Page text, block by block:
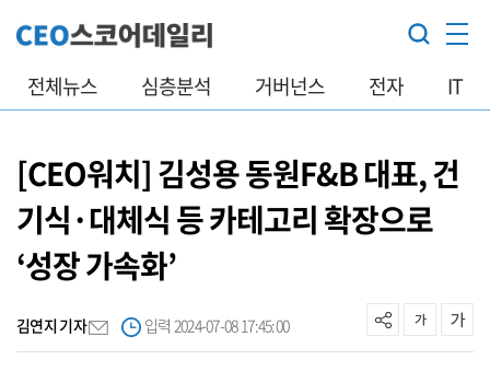
전체뉴스 심층분석 거버넌스 전자 IT
[CEO워치] 김성용 동원F&B 대표, 건
기식·대체식 등 카테고리 확장으로
‘성장 가속화’
김연지 기자 입력 2024-07-08 17:45:00